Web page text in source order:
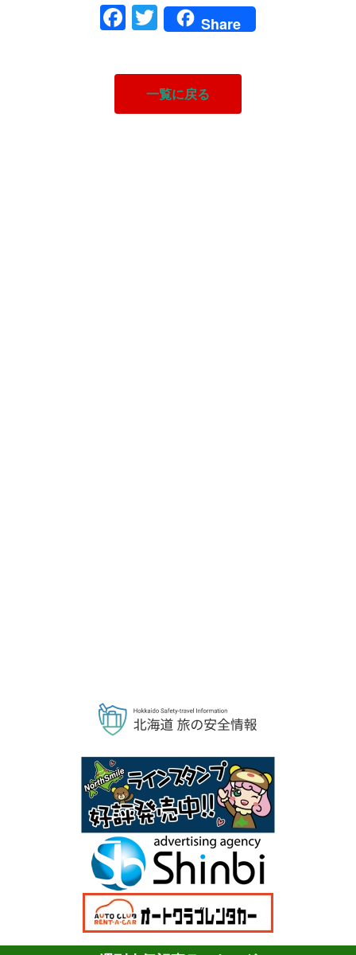
Facebook
Twitter
Share
一覧に戻る